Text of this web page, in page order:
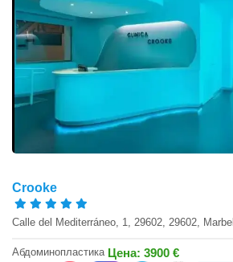
Crooke
Calle del Mediterráneo, 1, 29602, 29602,
Абдоминопластика Цена: 3900 €